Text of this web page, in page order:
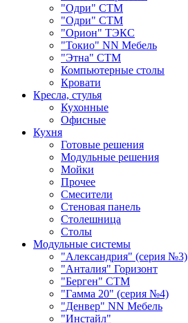
"Одри" СТМ
"Одри" СТМ
"Орион" ТЭКС
"Токио" NN Мебель
"Этна" СТМ
Компьютерные столы
Кровати
Кресла, стулья
Кухонные
Офисные
Кухня
Готовые решения
Модульные решения
Мойки
Прочее
Смесители
Стеновая панель
Столешница
Столы
Модульные системы
"Александрия" (серия №3)
"Анталия" Горизонт
"Берген" СТМ
"Гамма 20" (серия №4)
"Денвер" NN Мебель
"Инстайл"